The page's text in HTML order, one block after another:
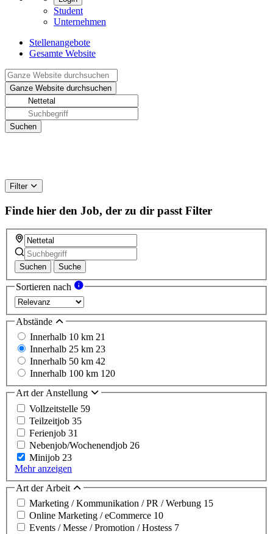
Student
Unternehmen
Stellenangebote
Gesamte Website
Filter
Finde hier den Job, der zu dir passt Filter
Suchen Suche
Sortieren nach
Abstände
Innerhalb 10 km 21
Innerhalb 25 km 23
Innerhalb 50 km 42
Innerhalb 100 km 120
Art der Anstellung
Vollzeitstelle 59
Teilzeitjob 35
Ferienjob 31
Nebenjob/Wochenendjob 26
Minijob 23
Mehr anzeigen
Art der Arbeit
Marketing / Kommunikation / PR / Werbung 15
Online Marketing / eCommerce 10
Events / Messe / Promotion / Hostess 7